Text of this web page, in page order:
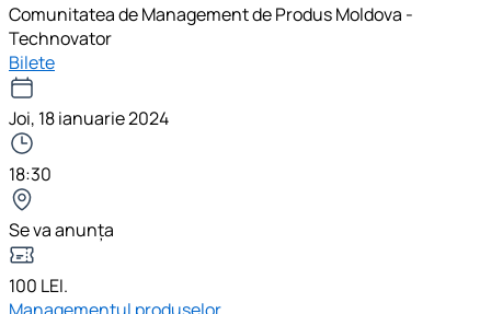
Comunitatea de Management de Produs Moldova -
Technovator
Bilete
Joi, 18 ianuarie 2024
18:30
Se va anunța
100 LEI.